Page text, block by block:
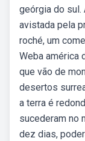
geórgia do sul.
avistada pela
roché, um
Weba américa
que vão de
desertos
a terra é
sucederam no
dez dias,